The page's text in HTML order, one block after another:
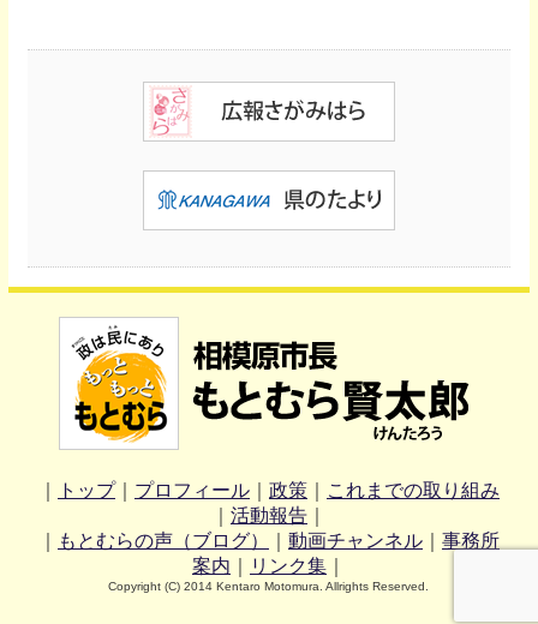
トップ｜ プロフィール｜ 政策｜
これまでの取り組み
活動報告｜
もとむらの声（ブログ） 動画チャンネル｜ 事務所
案内
リンク集｜
Copyright (C) 2014 Kentaro Motomura. Allrights Reserved.